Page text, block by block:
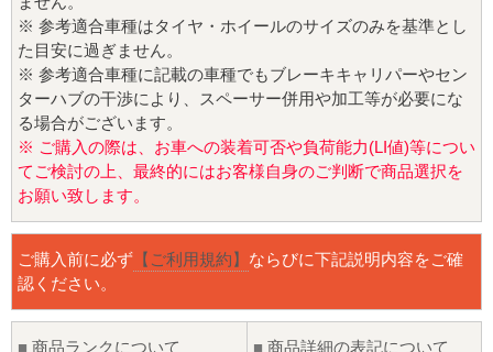
※ 参考適合車種はタイヤ・ホイールのサイズのみを基準とし
た目安に過ぎません。
※ 参考適合車種に記載の車種でもブレーキキャリパーやセン
ターハブの干渉により、スペーサー併用や加工等が必要にな
る場合がございます。
※ ご購入の際は、お車への装着可否や負荷能力(LI値)等につい
てご検討の上、最終的にはお客様自身のご判断で商品選択を
お願い致します。
ご購入前に必ず 【ご利用規約】 ならびに下記説明内容をご確
認ください。
■ 商品ランクについて ■ 商品詳細の表記について